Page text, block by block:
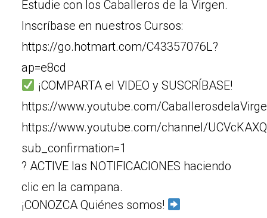
Estudie con los Caballeros de la Virgen.
Inscríbase en nuestros Cursos:
https://go.hotmart.com/C43357076L?
ap=e8cd
¡COMPARTA el VIDEO y SUSCRÍBASE!
https://www.youtube.com/
https://www.youtube.com/channel/
sub_confirmation=1
? ACTIVE las NOTIFICACIONES haciendo
clic en la campana.
¡CONOZCA Quiénes somos!